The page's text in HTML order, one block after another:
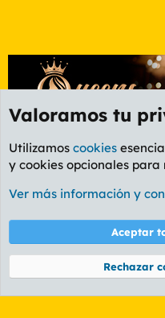
Etiquetas
Cookies
PL
Términos y
Community platform by XenForo® ©
Valoramos tu
Utilizamos cookies
y cookies opcionales
Ver más información y
Aceptar
Rechazar